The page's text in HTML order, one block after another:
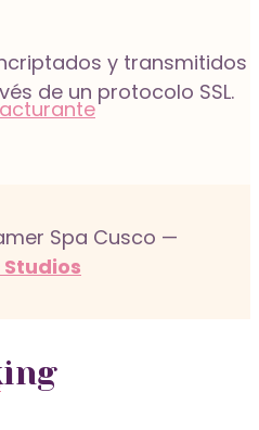
y transmitidos
de un protocolo SSL.
Spa Cusco —